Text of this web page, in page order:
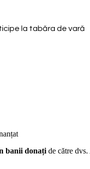
la tabăra de vară
banii donați de către dvs.